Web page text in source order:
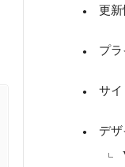
更新
プ
サイ
デ